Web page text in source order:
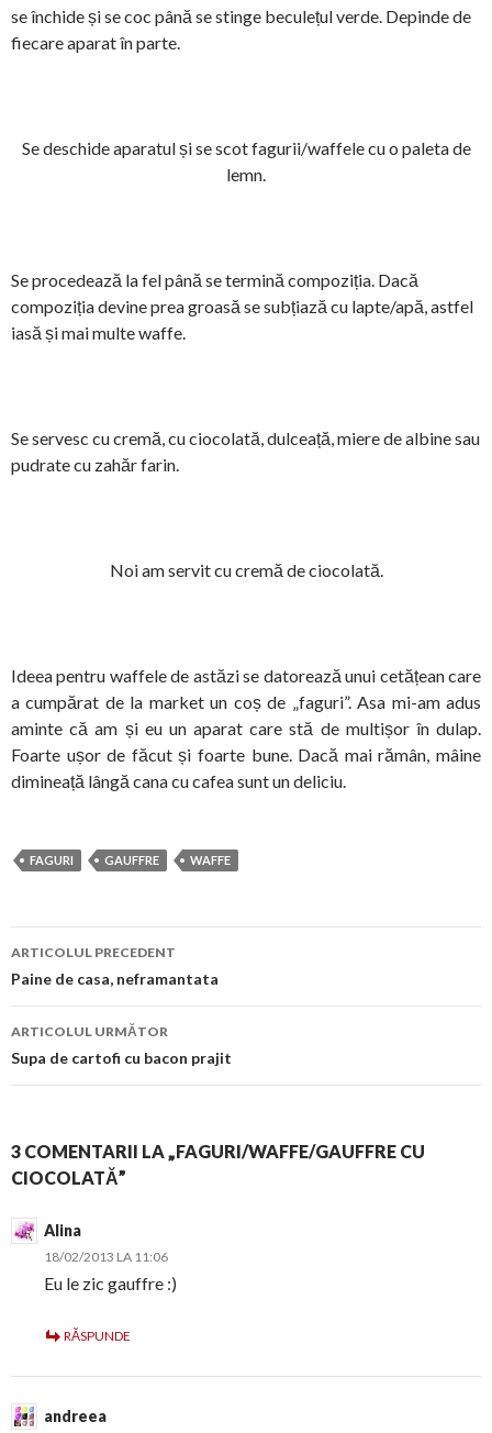
se închide și se coc până se stinge beculețul verde. Depinde de
fiecare aparat în parte.
Se deschide aparatul și se scot fagurii/waffele cu o paleta de
lemn.
Se procedează la fel până se termină compoziția. Dacă
compoziția devine prea groasă se subțiază cu lapte/apă, astfel
iasă și mai multe waffe.
Se servesc cu cremă, cu ciocolată, dulceață, miere de albine sau
pudrate cu zahăr farin.
Noi am servit cu cremă de ciocolată.
Ideea pentru waffele de astăzi se datorează unui cetățean care
a cumpărat de la market un coș de „faguri”. Asa mi-am adus
aminte că am și eu un aparat care stă de multișor în dulap.
Foarte ușor de făcut și foarte bune. Dacă mai rămân, mâine
dimineață lângă cana cu cafea sunt un deliciu.
FAGURI GAUFFRE WAFFE
Navigare
în
articol
ARTICOLUL PRECEDENT
Paine de casa, neframantata
ARTICOLUL URMĂTOR
Supa de cartofi cu bacon prajit
3 COMENTARII LA „FAGURI/WAFFE/GAUFFRE CU
CIOCOLATĂ”
Alina
18/02/2013 LA 11:06
Eu le zic gauffre :)
RĂSPUNDE
andreea